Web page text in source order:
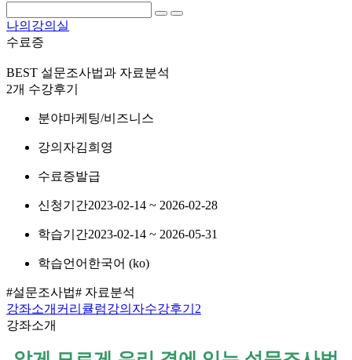
나의강의실
수료증
BEST 설문조사법과 자료분석
2개 수강후기
분야마케팅/비즈니스
강의자김희영
수료증발급
신청기간2023-02-14 ~ 2026-02-28
학습기간2023-02-14 ~ 2026-05-31
학습언어 한국어 ‎(ko)‎
#설문조사법# 자료분석
강좌소개 커리큘럼강의자수강후기 2
강좌소개